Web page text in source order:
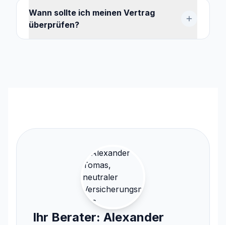
Wann sollte ich meinen Vertrag
überprüfen?
Ihr Berater: Alexander